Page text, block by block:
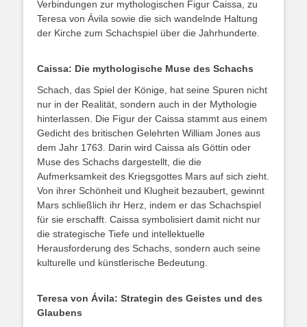
Verbindungen zur mythologischen Figur Caissa, zu
Teresa von Ávila sowie die sich wandelnde Haltung
der Kirche zum Schachspiel über die Jahrhunderte.
Caissa: Die mythologische Muse des Schachs
Schach, das Spiel der Könige, hat seine Spuren nicht
nur in der Realität, sondern auch in der Mythologie
hinterlassen. Die Figur der Caissa stammt aus einem
Gedicht des britischen Gelehrten William Jones aus
dem Jahr 1763. Darin wird Caissa als Göttin oder
Muse des Schachs dargestellt, die die
Aufmerksamkeit des Kriegsgottes Mars auf sich zieht.
Von ihrer Schönheit und Klugheit bezaubert, gewinnt
Mars schließlich ihr Herz, indem er das Schachspiel
für sie erschafft. Caissa symbolisiert damit nicht nur
die strategische Tiefe und intellektuelle
Herausforderung des Schachs, sondern auch seine
kulturelle und künstlerische Bedeutung.
Teresa von Ávila: Strategin des Geistes und des
Glaubens